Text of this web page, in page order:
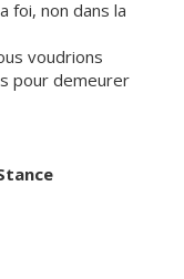
foi, non dans la
voudrions
pour demeurer